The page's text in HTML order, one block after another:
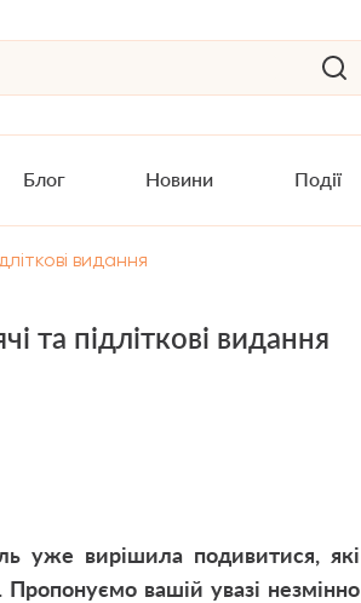
Блог Новини Події
видання
та підліткові видання
уже вирішила подивитися, які
Пропонуємо вашій увазі незмінно